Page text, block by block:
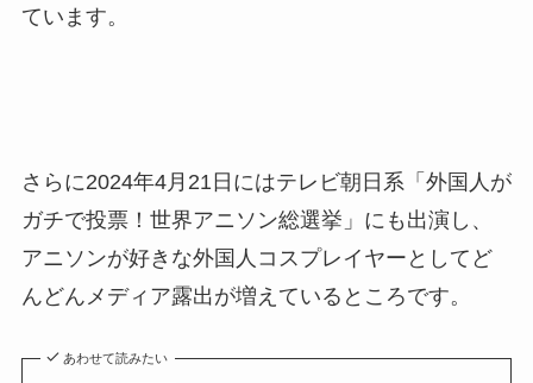
ています。
さらに2024年4月21日にはテレビ朝日系「外国人が
ガチで投票！世界アニソン総選挙」にも出演し、
アニソンが好きな外国人コスプレイヤーとしてど
んどんメディア露出が増えているところです。
あわせて読みたい